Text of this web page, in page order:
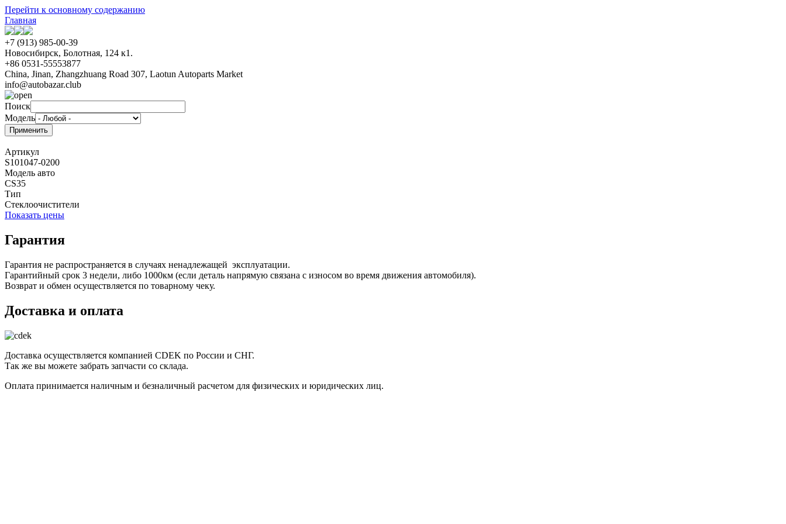
Перейти к основному содержанию
Главная
+7 (913) 985-00-39
Новосибирск, Болотная, 124 к1.
+86 0531-55553877
China, Jinan, Zhangzhuang Road 307, Laotun Autoparts Market
info@autobazar.club
Поиск
Модель
Артикул
S101047-0200
Модель авто
CS35
Тип
Стеклоочистители
Показать цены
Гарантия
Гарантия не распространяется в случаях ненадлежащей эксплуатации.
Гарантийный срок 3 недели, либо 1000км (если деталь напрямую связана с износом во время движения автомобиля).
Возврат и обмен осуществляется по товарному чеку.
Доставка и оплата
Доставка осуществляется компанией CDEK по России и СНГ.
Так же вы можете забрать запчасти со склада.
Оплата принимается наличным и безналичный расчетом для физических и юридических лиц.